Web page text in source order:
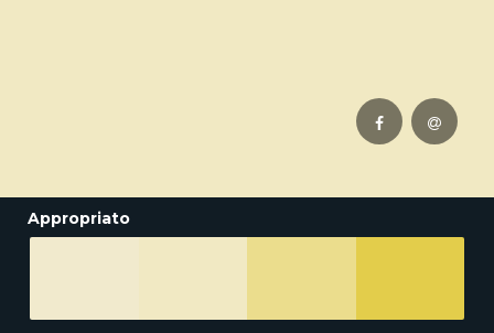
Appropriato